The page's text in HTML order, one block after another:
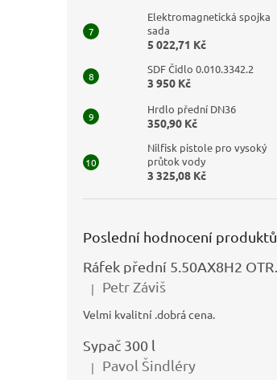
Elektromagnetická spojka
sada
5 022,71 Kč
SDF Čidlo 0.010.3342.2
3 950 Kč
Hrdlo přední DN36
350,90 Kč
Nilfisk pistole pro vysoký
průtok vody
3 325,08 Kč
Poslední hodnocení produktů
Hodnocení produktu je 5 z 5 hvězdiček.
| Petr Záviš
Velmi kvalitní .dobrá cena.
Sypač 300 l
Hodnocení produktu je 5 z 5 hvězdiček.
| Pavol Šindléry